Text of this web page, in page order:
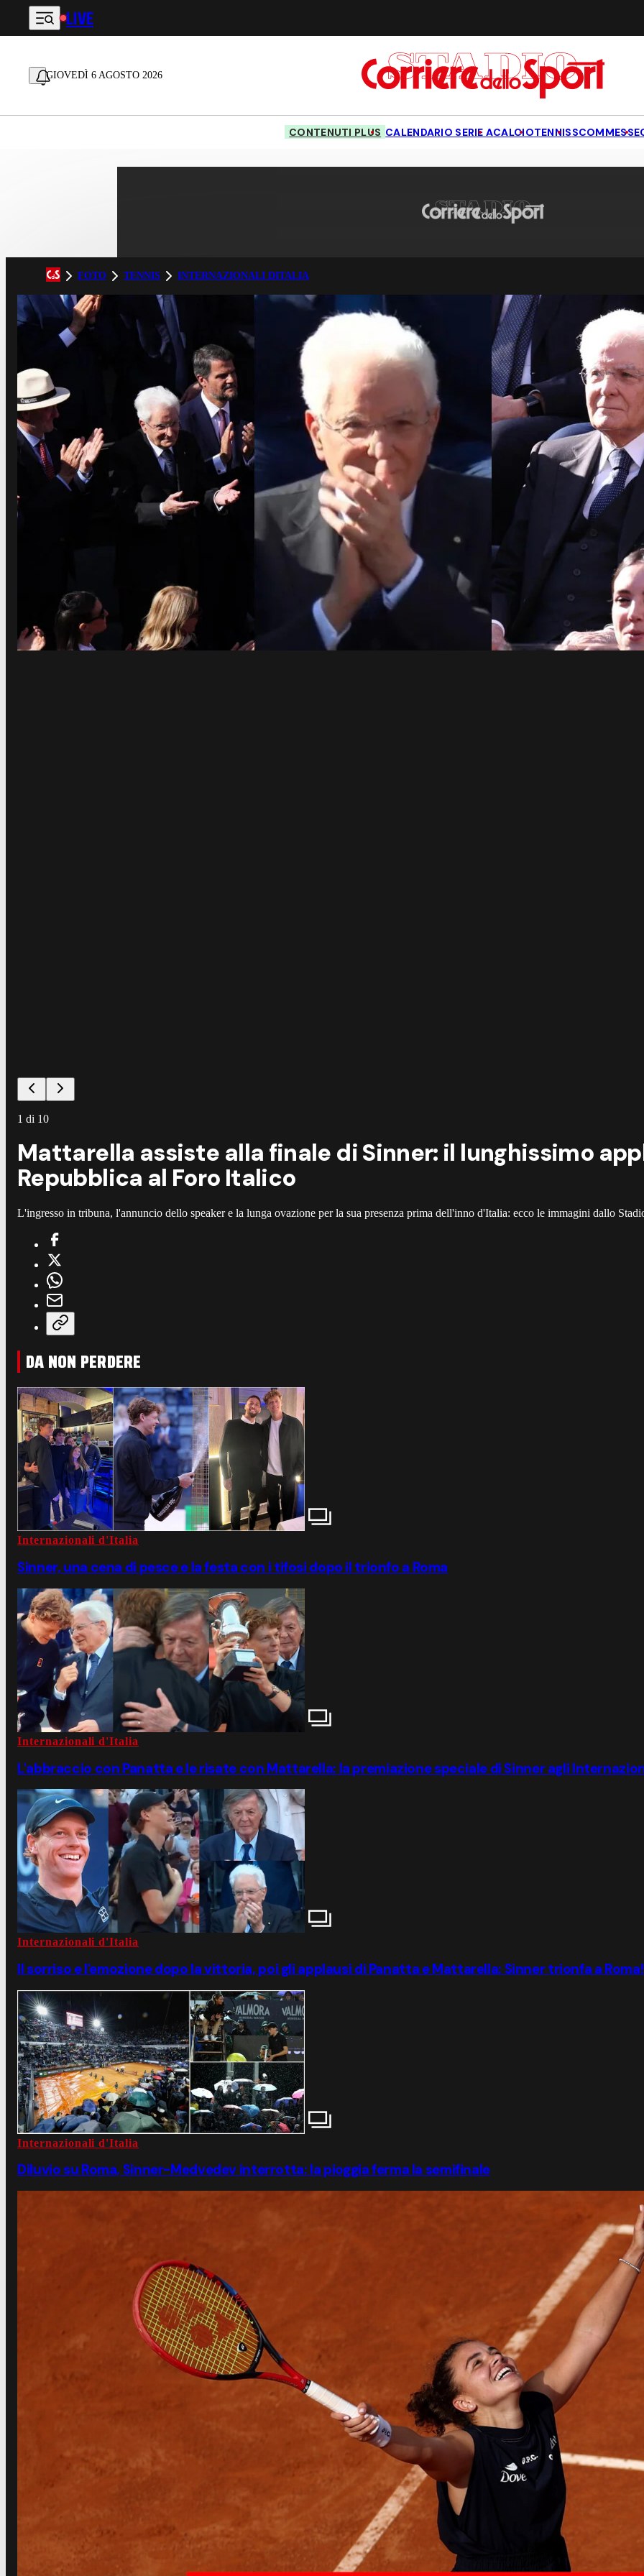
Vai al contenuto principale
LIVE
GIOVEDÌ 6 AGOSTO 2026
CONTENUTI PLUS CALENDARIO SERIE ACALCIOTENNISSCOMMESSE
FOTO TENNIS INTERNAZIONALI DITALIA
1 di 10
Mattarella assiste alla finale di Sinner: il lunghissimo
Repubblica al Foro Italico
L'ingresso in tribuna, l'annuncio dello speaker e la lunga ovazione per la sua presenza prima dell'inno d'Italia: ecco le immagini dallo
DA NON PERDERE
Internazionali d'Italia
Sinner, una cena di pesce e la festa con i tifosi dopo il trionfo a Roma
Internazionali d'Italia
L'abbraccio con Panatta e le risate con Mattarella: la premiazione speciale di Sinner agli
Internazionali d'Italia
Il sorriso e l'emozione dopo la vittoria, poi gli applausi di Panatta e Mattarella: Sinner trionfa a Roma!
Internazionali d'Italia
Diluvio su Roma, Sinner-Medvedev interrotta: la pioggia ferma la semifinale